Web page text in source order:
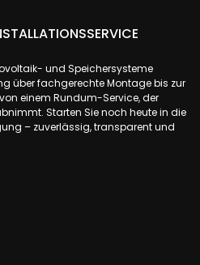
und Speichersysteme
über fachgerechte Montage bis zur
einem Rundum-Service, der
Starten Sie noch heute in die
– zuverlässig, transparent und